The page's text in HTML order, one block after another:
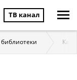
ТВ канал